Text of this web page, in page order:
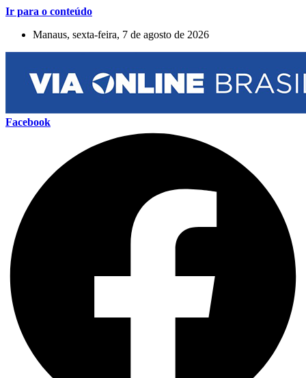
Ir para o conteúdo
Manaus, sexta-feira, 7 de agosto de 2026
Facebook